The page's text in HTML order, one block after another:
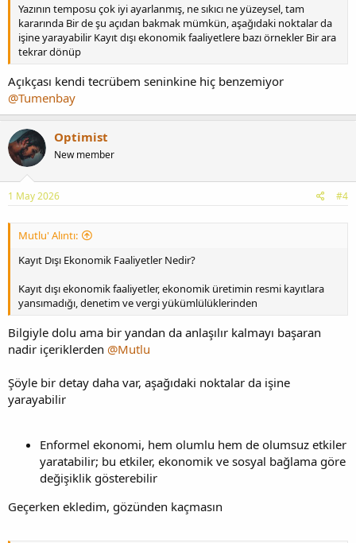
Yazının temposu çok iyi ayarlanmış, ne sıkıcı ne yüzeysel, tam
kararında Bir de şu açıdan bakmak mümkün, aşağıdaki noktalar da
işine yarayabilir Kayıt dışı ekonomik faaliyetlere bazı örnekler Bir ara
tekrar dönüp
Açıkçası kendi tecrübem seninkine hiç benzemiyor
@Tumenbay
Optimist
New member
1 May 2026 #4
Mutlu' Alıntı:
Kayıt Dışı Ekonomik Faaliyetler Nedir?
Kayıt dışı ekonomik faaliyetler, ekonomik üretimin resmi kayıtlara
yansımadığı, denetim ve vergi yükümlülüklerinden
Bilgiyle dolu ama bir yandan da anlaşılır kalmayı başaran
nadir içeriklerden @Mutlu
Şöyle bir detay daha var, aşağıdaki noktalar da işine
yarayabilir
Enformel ekonomi, hem olumlu hem de olumsuz etkiler
yaratabilir; bu etkiler, ekonomik ve sosyal bağlama göre
değişiklik gösterebilir
Geçerken ekledim, gözünden kaçmasın